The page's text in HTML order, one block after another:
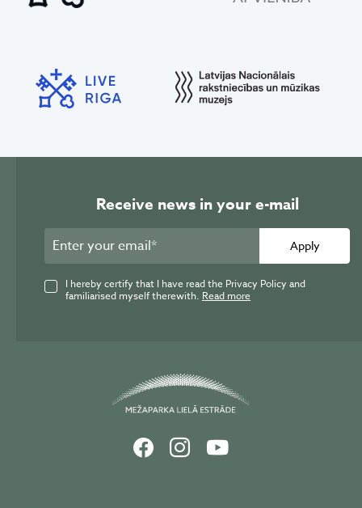
Receive news in your e-mail
Apply
I hereby certify that I have read the Privacy Policy and
familiarised myself therewith. Read more